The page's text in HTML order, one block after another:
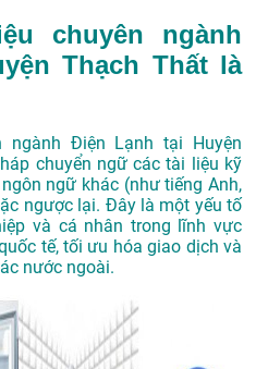
chuyên ngành
Thạch Thất là
ngành Điện Lạnh tại Huyện
chuyển ngữ các tài liệu kỹ
ngữ khác (như tiếng Anh,
ngược lại. Đây là một yếu tố
và cá nhân trong lĩnh vực
tế, tối ưu hóa giao dịch và
nước ngoài.